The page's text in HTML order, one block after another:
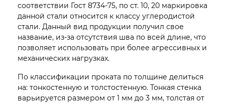
соответствии Гост 8734-75, по ст. 10, 20 маркировка
данной стали относится к классу углеродистой
стали. Данный вид продукции получил свое
название, из-за отсутствия шва по всей длине, что
позволяет использовать при более агрессивных и
механических нагрузках.
По классификации проката по толщине делиться
на: тонкостенную и толстостенную. Тонкая стенка
варьируется размером от 1 мм до 3 мм, толстая от